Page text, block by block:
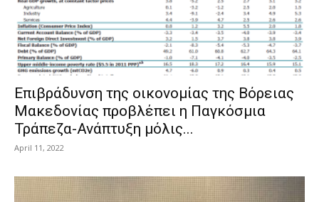
Επιβράδυνση της οικονομίας της Βόρειας
Μακεδονίας προβλέπει η Παγκόσμια
Τράπεζα-Ανάπτυξη μόλις...
April 11, 2022